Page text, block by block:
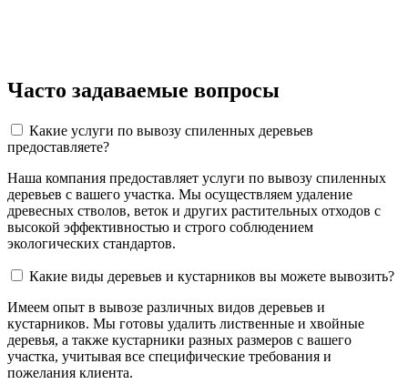
Часто задаваемые вопросы
Какие услуги по вывозу спиленных деревьев
предоставляете?
Наша компания предоставляет услуги по вывозу спиленных
деревьев с вашего участка. Мы осуществляем удаление
древесных стволов, веток и других растительных отходов с
высокой эффективностью и строго соблюдением
экологических стандартов.
Какие виды деревьев и кустарников вы можете вывозить?
Имеем опыт в вывозе различных видов деревьев и
кустарников. Мы готовы удалить лиственные и хвойные
деревья, а также кустарники разных размеров с вашего
участка, учитывая все специфические требования и
пожелания клиента.